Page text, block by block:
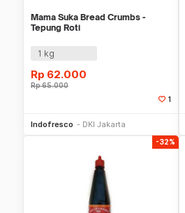
Mama Suka Bread Crumbs -
Tepung Roti
1 kg
Rp 62.000
Rp65.000
1
Indofresco DKI Jakarta
-32%